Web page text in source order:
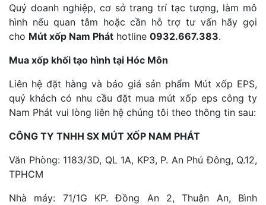
Quý doanh nghiệp, cơ sở trang trí tạc tượng, làm mô
hình nếu quan tâm hoặc cần hỗ trợ tư vấn hãy gọi
cho Mút xốp Nam Phát hotline 0932.667.383.
Mua xốp khối tạo hình tại Hóc Môn
Liên hệ đặt hàng và báo giá sản phẩm Mút xốp EPS,
quý khách có nhu cầu đặt mua mút xốp eps công ty
Nam Phát vui lòng liên hệ chúng tôi theo thông tin sau:
CÔNG TY TNHH SX MÚT XỐP NAM PHÁT
Văn Phòng: 1183/3D, QL 1A, KP3, P. An Phú Đông, Q.12,
TPHCM
Nhà máy: 71/1G KP. Đồng An 2, Thuận An, Bình